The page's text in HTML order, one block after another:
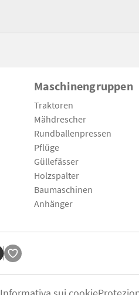
Maschinengruppen
Traktoren
Mähdrescher
Rundballenpressen
Pflüge
Güllefässer
Holzspalter
Baumaschinen
Anhänger